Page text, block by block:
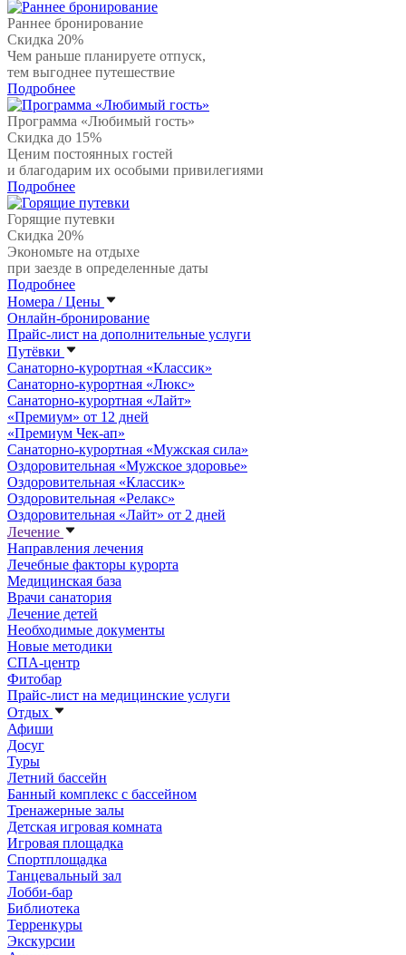
Раннее бронирование
Скидка 20%
Чем раньше планируете отпуск,
тем выгоднее путешествие
Подробнее
Программа «Любимый гость»
Скидка до 15%
Ценим постоянных гостей
и благодарим их особыми привилегиями
Подробнее
Горящие путевки
Скидка 20%
Экономьте на отдыхе
при заезде в определенные даты
Подробнее
Номера / Цены
Онлайн-бронирование
Прайс-лист на дополнительные услуги
Путёвки
Санаторно-курортная «Классик»
Санаторно-курортная «Люкс»
Санаторно-курортная «Лайт»
«Премиум» от 12 дней
«Премиум Чек-ап»
Санаторно-курортная «Мужская сила»
Оздоровительная «Мужское здоровье»
Оздоровительная «Классик»
Оздоровительная «Релакс»
Оздоровительная «Лайт» от 2 дней
Лечение
Направления лечения
Лечебные факторы курорта
Медицинская база
Врачи санатория
Лечение детей
Необходимые документы
Новые методики
СПА-центр
Фитобар
Прайс-лист на медицинские услуги
Отдых
Афиши
Досуг
Туры
Летний бассейн
Банный комплекс с бассейном
Тренажерные залы
Детская игровая комната
Игровая площадка
Спортплощадка
Танцевальный зал
Лобби-бар
Библиотека
Терренкуры
Экскурсии